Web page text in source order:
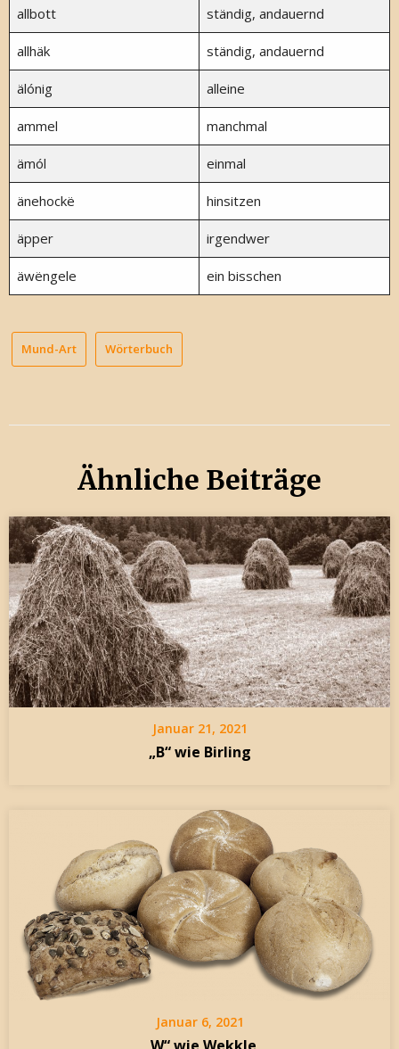
allbott ständig, andauernd
allhäk ständig, andauernd
älónig alleine
ammel manchmal
ämól einmal
änehockë hinsitzen
äpper irgendwer
äwëngele ein bisschen
Mund-Art Wörterbuch
Ähnliche Beiträge
Januar 21, 2021
„B“ wie Birling
Januar 6, 2021